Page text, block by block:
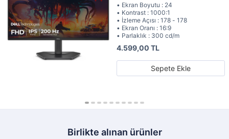
• Ekran Boyutu : 24
• Kontrast : 1000:1
• İzleme Açısı : 178 - 178
• Ekran Oranı : 16:9
• Parlaklık : 300 cd/m
4.599,00 TL
Sepete Ekle
Birlikte alınan ürünler